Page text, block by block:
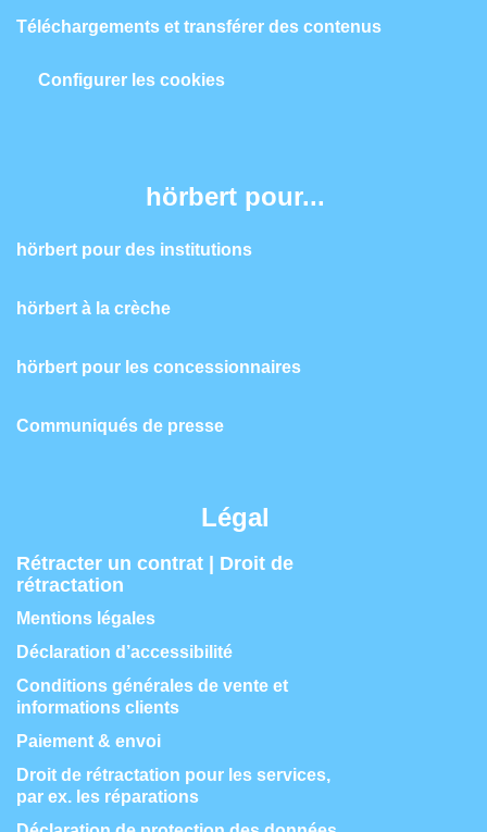
Téléchargements et transférer des contenus
Configurer les cookies
hörbert pour...
hörbert pour des institutions
hörbert à la crèche
hörbert pour les concessionnaires
Communiqués de presse
Légal
Rétracter un contrat | Droit de
rétractation
Mentions légales
Déclaration d’accessibilité
Conditions générales de vente et
informations clients
Paiement & envoi
Droit de rétractation pour les services,
par ex. les réparations